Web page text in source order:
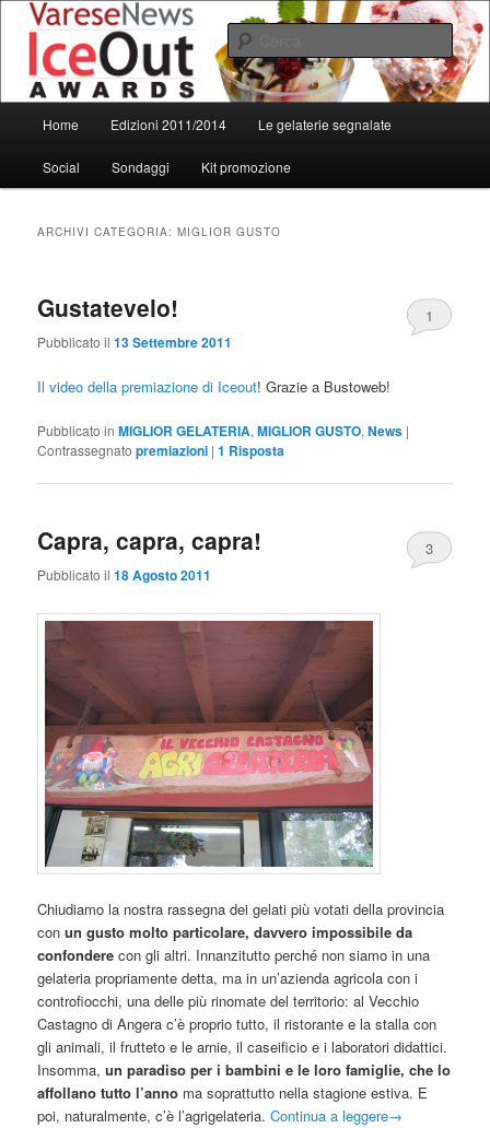
contenuto
principale
contenuto
secondario
IceOut Awards
Cerca
Home Edizioni 2011/2014 Le gelaterie segnalate
Social Sondaggi Kit promozione
ARCHIVI CATEGORIA:MIGLIOR GUSTO
Gustatevelo!
Pubblicato il13 Settembre 2011
1
Il video della premiazione di Iceout! Grazie a Bustoweb!
Pubblicato in MIGLIOR GELATERIA,MIGLIOR GUSTO,News |
Contrassegnato premiazioni |1 Risposta
Capra, capra, capra!
Pubblicato il18 Agosto 2011
3
Chiudiamo la nostra rassegna dei gelati più votati della provincia
conun gusto molto particolare, davvero impossibile da
confondere con gli altri. Innanzitutto perché non siamo in una
gelateria propriamente detta, ma in un’azienda agricola con i
controfiocchi, una delle più rinomate del territorio: al Vecchio
Castagno di Angera c’è proprio tutto, il ristorante e la stalla con
gli animali, il frutteto e le arnie, il caseificio e i laboratori didattici.
Insomma,un paradiso per i bambini e le loro famiglie, che lo
affollano tutto l’anno ma soprattutto nella stagione estiva. E
poi, naturalmente, c’è l’agrigelateria.Continua a leggere→